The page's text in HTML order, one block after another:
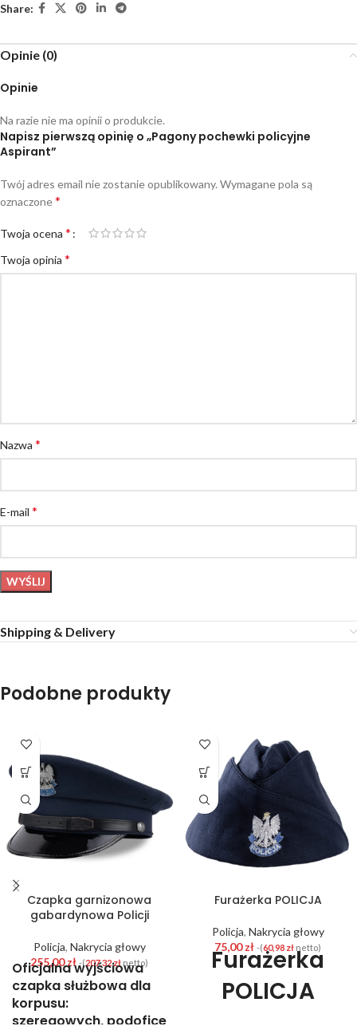
Share:
Opinie (0)
Opinie
Na razie nie ma opinii o produkcie.
Napisz pierwszą opinię o „Pagony pochewki policyjne
Aspirant”
Twój adres email nie zostanie opublikowany. Wymagane pola są
oznaczone*
Twoja ocena *
Twoja opinia *
Nazwa *
E-mail *
Shipping & Delivery
Podobne produkty
Czapka garnizonowa
gabardynowa Policji
Policja, Nakrycia głowy
255,00zł -(207,32zł netto)
Oficjalna wyjściowa
czapka służbowa dla
korpusu:
szeregowych, podoficerów,
Furażerka POLICJA
Policja, Nakrycia głowy
75,00zł -(60,98 zł netto)
Furażerka
POLICJA